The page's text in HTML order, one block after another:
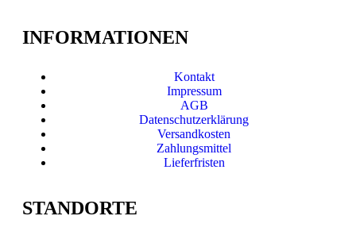
INFORMATIONEN
Kontakt
Impressum
AGB
Datenschutzerklärung
Versandkosten
Zahlungsmittel
Lieferfristen
STANDORTE